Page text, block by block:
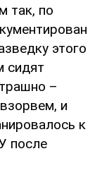
так, по
этого
сидят
–
и
к
после